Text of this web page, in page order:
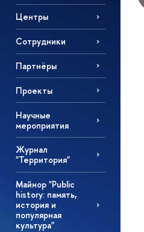
Центры
Сотрудники
Партнёры
Проекты
Научные
мероприятия
Журнал
"Территория"
Майнор "Public
history: память,
история и
популярная
культура"